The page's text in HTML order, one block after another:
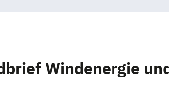
Windenergie